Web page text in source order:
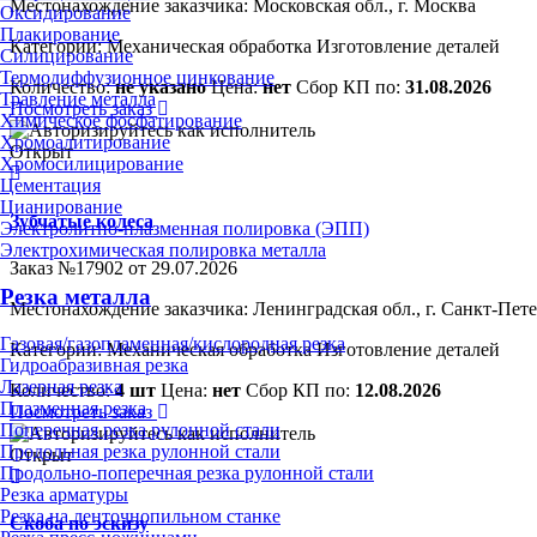
Оксидирование
Плакирование
Силицирование
Термодиффузионное цинкование
Травление металла
Химическое фосфатирование
Хромоалитирование
Хромосилицирование
Цементация
Цианирование
Электролитно-плазменная полировка (ЭПП)
Электрохимическая полировка металла
Резка металла
Газовая/газопламенная/кислородная резка
Гидроабразивная резка
Лазерная резка
Плазменная резка
Поперечная резка рулонной стали
Продольная резка рулонной стали
Продольно-поперечная резка рулонной стали
Резка арматуры
Резка на ленточнопильном станке
Местонахождение заказчика: Московская обл., г. Москва
Категории:Механическая обработка Изготовление деталей
Количество:не указано Цена:нет Сбор КП по: 31.08.2026
Посмотреть заказ
Открыт
Зубчатые колеса
Заказ №17902 от 29.07.2026
Местонахождение заказчика: Ленинградская обл., г. Санкт-
Категории:Механическая обработка Изготовление деталей
Количество:4 шт Цена: нет Сбор КП по: 12.08.2026
Посмотреть заказ
Открыт
Скоба по эскизу